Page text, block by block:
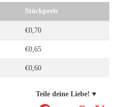
Stückpreis
€0,70
€0,65
€0,60
Teile deine Liebe! ♥